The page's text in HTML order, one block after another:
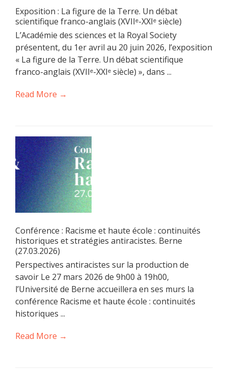
Exposition : La figure de la Terre. Un débat
scientifique franco-anglais (XVIIᵉ-XXIᵉ siècle)
L’Académie des sciences et la Royal Society
présentent, du 1er avril au 20 juin 2026, l’exposition
« La figure de la Terre. Un débat scientifique
franco-anglais (XVIIᵉ-XXIᵉ siècle) », dans ...
Read More →
Conférence : Racisme et haute école : continuités
historiques et stratégies antiracistes. Berne
(27.03.2026)
Perspectives antiracistes sur la production de
savoir Le 27 mars 2026 de 9h00 à 19h00,
l’Université de Berne accueillera en ses murs la
conférence Racisme et haute école : continuités
historiques ...
Read More →